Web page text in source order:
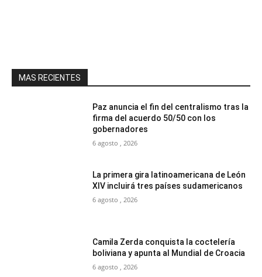
MAS RECIENTES
Paz anuncia el fin del centralismo tras la
firma del acuerdo 50/50 con los
gobernadores
6 agosto , 2026
La primera gira latinoamericana de León
XIV incluirá tres países sudamericanos
6 agosto , 2026
Camila Zerda conquista la coctelería
boliviana y apunta al Mundial de Croacia
6 agosto , 2026